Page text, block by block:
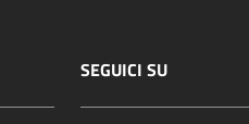
SEGUICI SU